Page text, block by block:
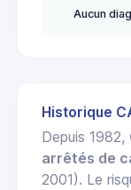
Aucun
Historique
Depuis 1982,
arrêtés de
2001). Le